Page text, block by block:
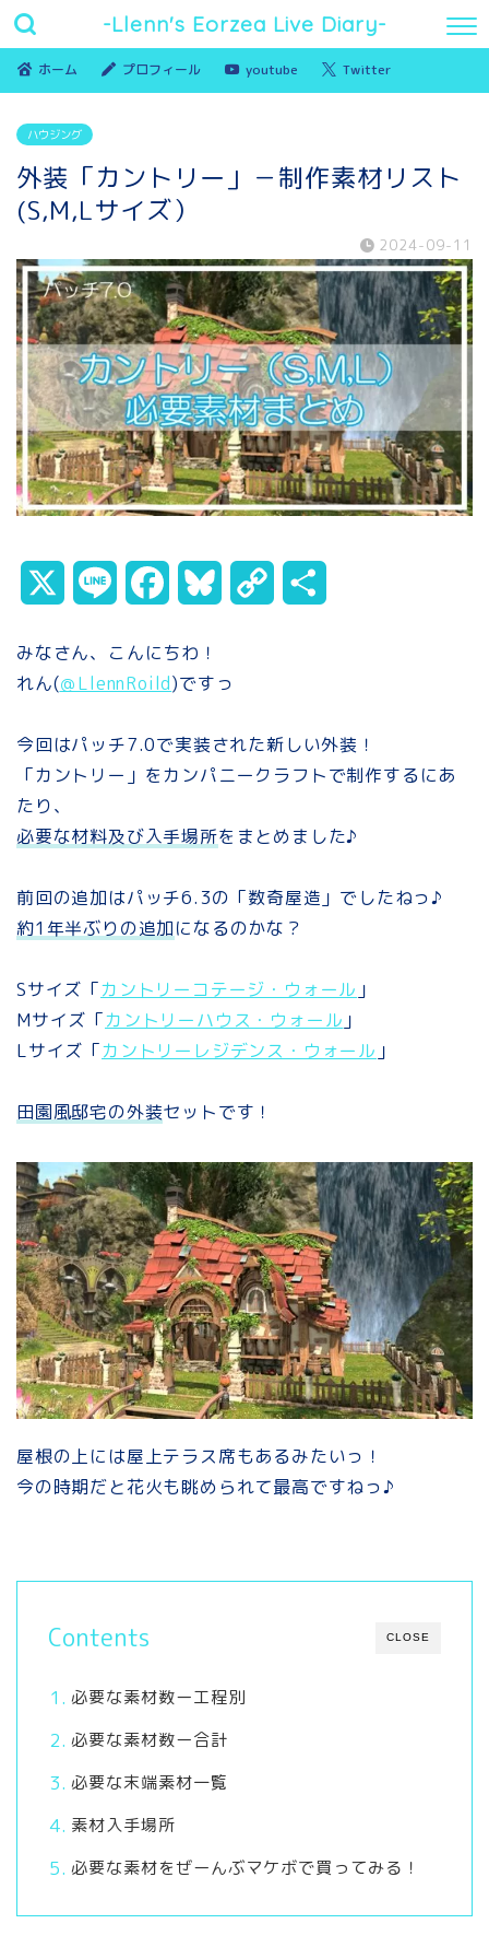
-Llenn's Eorzea Live Diary-
ホーム プロフィール youtube Twitter
ハウジング
外装「カントリー」－制作素材リスト
(S,M,Lサイズ）
2024-09-11
c
b
o
k
s
y
L
n
k
みなさん、こんにちわ！
れん(＠LlennRoild)ですっ
今回はパッチ7.0で実装された新しい外装！
「カントリー」をカンパニークラフトで制作するにあ
たり、
必要な材料及び入手場所をまとめました♪
前回の追加はパッチ6.3の「数奇屋造」でしたねっ♪
約1年半ぶりの追加になるのかな？
Sサイズ「カントリーコテージ・ウォール 」
Mサイズ「カントリーハウス・ウォール 」
Lサイズ「カントリーレジデンス・ウォール 」
田園風邸宅の外装セットです！
屋根の上には屋上テラス席もあるみたいっ！
今の時期だと花火も眺められて最高ですねっ♪
CLOSE
Contents
必要な素材数ー工程別
必要な素材数ー合計
必要な末端素材一覧
素材入手場所
必要な素材をぜーんぶマケボで買ってみる！